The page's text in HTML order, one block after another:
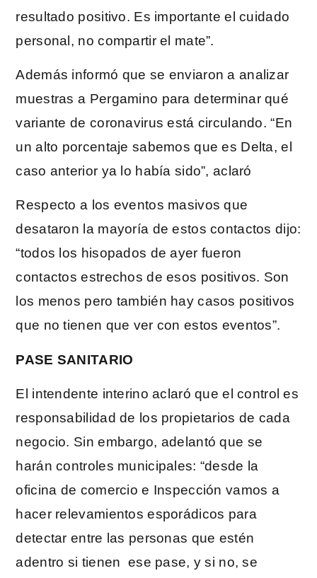
resultado positivo. Es importante el cuidado
personal, no compartir el mate”.
Además informó que se enviaron a analizar
muestras a Pergamino para determinar qué
variante de coronavirus está circulando. “En
un alto porcentaje sabemos que es Delta, el
caso anterior ya lo había sido”, aclaró
Respecto a los eventos masivos que
desataron la mayoría de estos contactos dijo:
“todos los hisopados de ayer fueron
contactos estrechos de esos positivos. Son
los menos pero también hay casos positivos
que no tienen que ver con estos eventos”.
PASE SANITARIO
El intendente interino aclaró que el control es
responsabilidad de los propietarios de cada
negocio. Sin embargo, adelantó que se
harán controles municipales: “desde la
oficina de comercio e Inspección vamos a
hacer relevamientos esporádicos para
detectar entre las personas que estén
adentro si tienen ese pase, y si no, se